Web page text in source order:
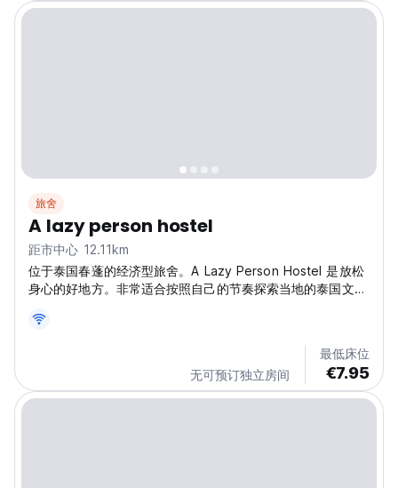
旅舍
A lazy person hostel
距市中心 12.11km
位于泰国春蓬的经济型旅舍。A Lazy Person Hostel 是放松
身心的好地方。非常适合按照自己的节奏探索当地的泰国文
无可预订独立房间
最低床位
€7.95